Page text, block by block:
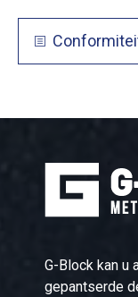
G-Block kan u
gepantserde